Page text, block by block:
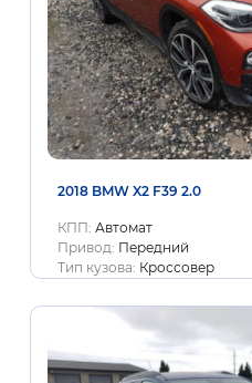
2018 BMW X2 F39 2.0
КПП: Автомат
Привод: Передний
Тип кузова: Кроссовер